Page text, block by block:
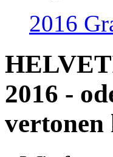
2016
2016 -
vertonen